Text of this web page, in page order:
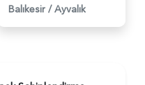
Balıkesir / Ayvalık